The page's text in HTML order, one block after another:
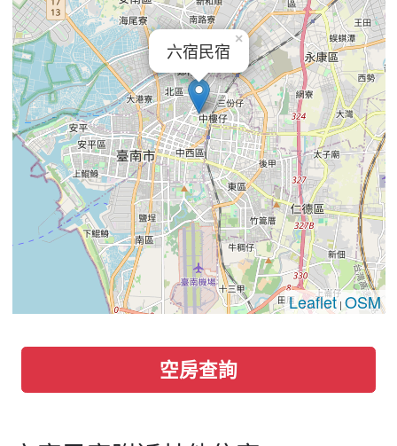
六宿民宿
×
Leaflet| OSM
空房查詢